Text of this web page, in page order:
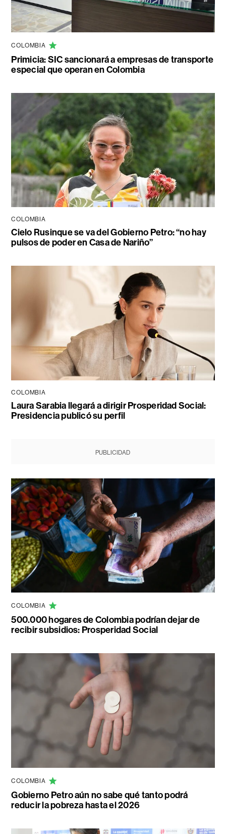
COLOMBIA
Primicia: SIC sancionará a empresas de transporte
especial que operan en Colombia
COLOMBIA
Cielo Rusinque se va del Gobierno Petro: “no hay
pulsos de poder en Casa de Nariño”
COLOMBIA
Laura Sarabia llegará a dirigir Prosperidad Social:
Presidencia publicó su perfil
PUBLICIDAD
COLOMBIA
500.000 hogares de Colombia podrían dejar de
recibir subsidios: Prosperidad Social
COLOMBIA
Gobierno Petro aún no sabe qué tanto podrá
reducir la pobreza hasta el 2026